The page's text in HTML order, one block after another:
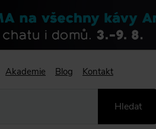
Akademie Blog Kontakt
Hledat